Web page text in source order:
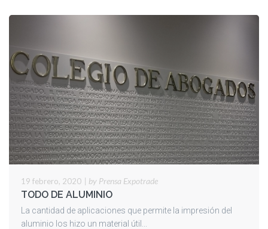
19 febrero, 2020 | by Prensa Expotrade
TODO DE ALUMINIO
La cantidad de aplicaciones que permite la impresión del
aluminio los hizo un material útil...